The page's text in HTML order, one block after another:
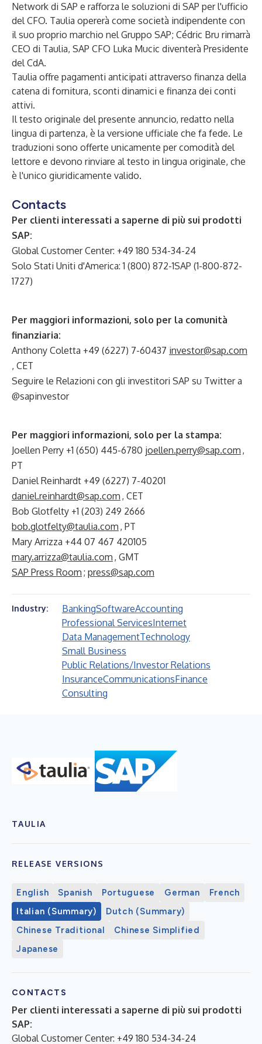
Network di SAP e rafforza le soluzioni di SAP per l'ufficio
del CFO. Taulia opererà come società indipendente con
il suo proprio marchio nel Gruppo SAP; Cédric Bru rimarrà
CEO di Taulia, SAP CFO Luka Mucic diventerà Presidente
del CdA.
Taulia offre pagamenti anticipati attraverso finanza della
catena di fornitura, sconti dinamici e finanza dei conti
attivi.
Il testo originale del presente annuncio, redatto nella
lingua di partenza, è la versione ufficiale che fa fede. Le
traduzioni sono offerte unicamente per comodità del
lettore e devono rinviare al testo in lingua originale, che
è l'unico giuridicamente valido.
Contacts
Per clienti interessati a saperne di più sui prodotti
SAP:
Global Customer Center: +49 180 534-34-24
Solo Stati Uniti d'America: 1 (800) 872-1SAP (1-800-872-
1727)
Per maggiori informazioni, solo per la comunità
finanziaria:
Anthony Coletta +49 (6227) 7-60437 investor@sap.com
, CET
Seguire le Relazioni con gli investitori SAP su Twitter a
@sapinvestor
Per maggiori informazioni, solo per la stampa:
Joellen Perry +1 (650) 445-6780 joellen.perry@sap.com ,
PT
Daniel Reinhardt +49 (6227) 7-40201
daniel.reinhardt@sap.com , CET
Bob Glotfelty +1 (203) 249 2666
bob.glotfelty@taulia.com , PT
Mary Arrizza +44 07 467 420105
mary.arrizza@taulia.com , GMT
SAP Press Room ; press@sap.com
Industry: BankingSoftwareAccounting
Professional ServicesInternet
Data ManagementTechnology
Small Business
Public Relations/Investor Relations
InsuranceCommunicationsFinance
Consulting
TAULIA
RELEASE VERSIONS
English Spanish Portuguese German
French
Italian (Summary)
Dutch (Summary)
Chinese Traditional
Chinese Simplified
Japanese
CONTACTS
Per clienti interessati a saperne di più sui prodotti
SAP:
Global Customer Center: +49 180 534-34-24